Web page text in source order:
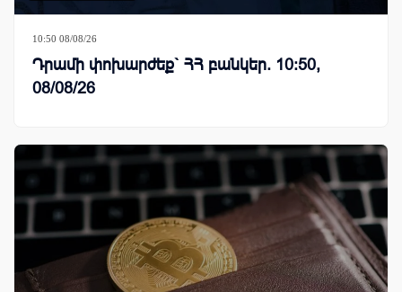
10:50 08/08/26
Դրամի փոխարժեք` ՀՀ բանկեր. 10:50,
08/08/26